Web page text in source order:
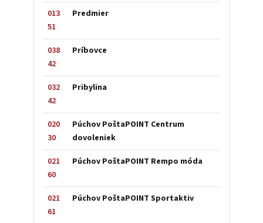
013
51
Predmier
038
42
Príbovce
032
42
Pribylina
020
30
Púchov PoštaPOINT Centrum
dovoleniek
021
60
Púchov PoštaPOINT Rempo móda
021
61
Púchov PoštaPOINT Sportaktiv